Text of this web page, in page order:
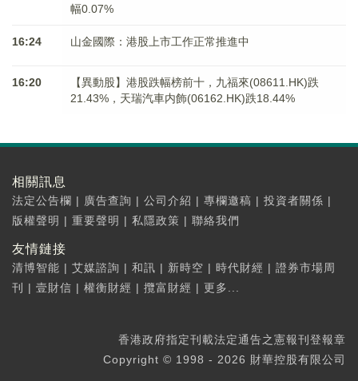
幅0.07%
16:24 山金國際：港股上市工作正常推進中
16:20
【異動股】港股跌幅榜前十，九福來(08611.HK)跌
21.43%，天瑞汽車内飾(06162.HK)跌18.44%
相關訊息
法定公告欄 | 廣告查詢 | 公司介紹 | 專欄邀稿 | 投資者關係 |
版權聲明 | 重要聲明 | 私隱政策 | 聯絡我們
友情鏈接
清博智能 | 艾媒諮詢 | 和訊 | 新時空 | 時代財經 | 證券市場周
刊
| 壹財信 | 權衡財經 | 攬富財經 | 更多...
香港政府指定刊載法定通告之憲報刊登報章
Copyright © 1998 - 2026 財華控股有限公司